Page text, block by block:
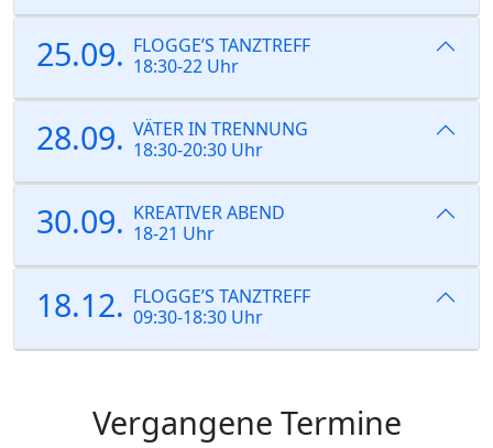
25.09. FLOGGE’S TANZTREFF
18:30-22 Uhr
28.09. VÄTER IN TRENNUNG
18:30-20:30 Uhr
30.09. KREATIVER ABEND
18-21 Uhr
18.12. FLOGGE’S TANZTREFF
09:30-18:30 Uhr
Vergangene Termine